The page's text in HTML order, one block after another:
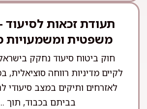
תעודת זכאות לסיעוד
משפטית ומשמעויות
חוק ביטוח סיעוד נחקק
לקיים מדיניות רווחה
לאזרחים ותיקים במצב סיעודי
בביתם בכבוד, תוך